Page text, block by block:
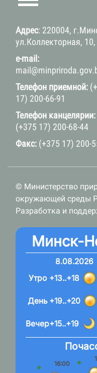
Адрес: 220004,
ул.Коллекторная, 10,
e-mail:
Телефон приемной:
17) 200-66-91
Телефон канцелярии:
(+375 17) 200-68-44
Факс: (+375 17) 200-
© Министерство
окружающей среды
Разработка и
Минск-
8.08.2026
+13..+18
+19..+20
+15..+19
Вечер
День
Утро
16:00